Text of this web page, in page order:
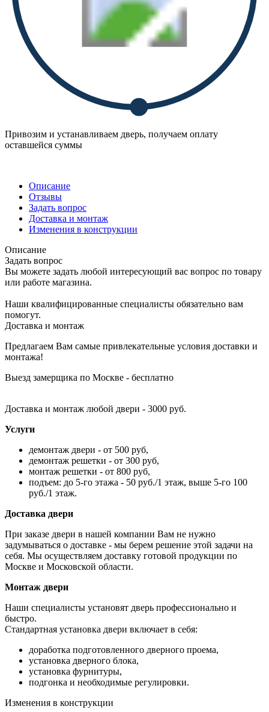
Привозим и устанавливаем дверь, получаем оплату
оставшейся суммы
Описание
Отзывы
Задать вопрос
Доставка и монтаж
Изменения в конструкции
Описание
Задать вопрос
Вы можете задать любой интересующий вас вопрос по товару
или работе магазина.
Наши квалифицированные специалисты обязательно вам
помогут.
Доставка и монтаж
Предлагаем Вам самые привлекательные условия доставки и
монтажа!
Выезд замерщика по Москве - бесплатно
Доставка и монтаж любой двери - 3000 руб.
Услуги
демонтаж двери - от 500 руб,
демонтаж решетки - от 300 руб,
монтаж решетки - от 800 руб,
подъем: до 5-го этажа - 50 руб./1 этаж, выше 5-го 100
руб./1 этаж.
Доставка двери
При заказе двери в нашей компании Вам не нужно
задумываться о доставке - мы берем решение этой задачи на
себя. Мы осуществляем доставку готовой продукции по
Москве и Московской области.
Монтаж двери
Наши специалисты установят дверь профессионально и
быстро.
Стандартная установка двери включает в себя:
доработка подготовленного дверного проема,
установка дверного блока,
установка фурнитуры,
подгонка и необходимые регулировки.
Изменения в конструкции